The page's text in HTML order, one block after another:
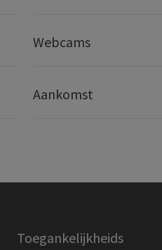
Webcams
Aankomst
Toegankelijkheids